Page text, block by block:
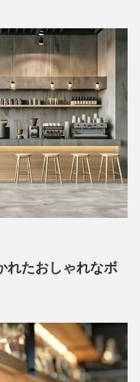
れたおしゃれなボ